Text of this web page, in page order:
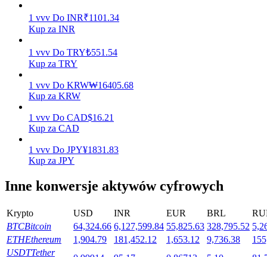
Stawianie
Wysokie zyski i natychmiastowy dostęp
Elastyczne stawianie zakładów, aby zarabiać na popularnych
1 vvv Do INR₹1101.34
Kup za INR
1 vvv Do TRY₺551.54
Kup za TRY
1 vvv Do KRW₩16405.68
Kup za KRW
1 vvv Do CAD$16.21
Kup za CAD
1 vvv Do JPY¥1831.83
Kup za JPY
Inne konwersje aktywów cyfrowych
Krypto USD INR EUR BRL
BTCBitcoin 64,324.66 6,127,599.84 55,825.63 328,795.52
ETHEthereum 1,904.79 181,452.12 1,653.12 9,736.38
USDTTether